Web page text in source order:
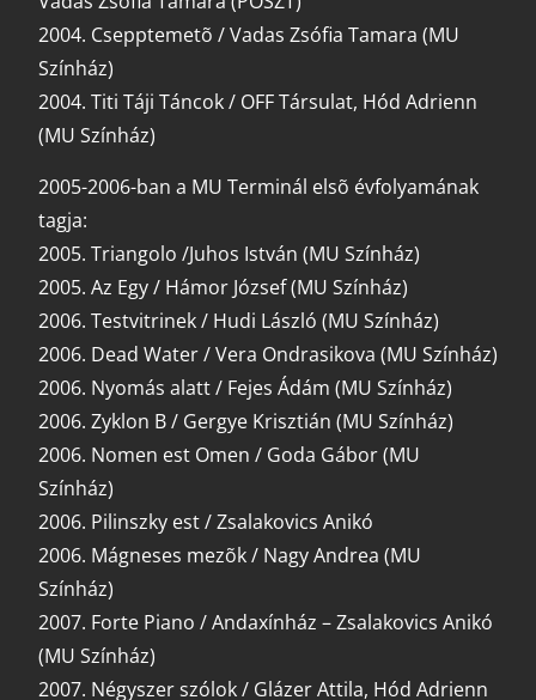
2004. Csepptemetõ / Vadas Zsófia Tamara (MU
Színház)
2004. Titi Táji Táncok / OFF Társulat, Hód Adrienn
(MU Színház)
2005-2006-ban a MU Terminál elsõ évfolyamának
tagja:
2005. Triangolo /Juhos István (MU Színház)
2005. Az Egy / Hámor József (MU Színház)
2006. Testvitrinek / Hudi László (MU Színház)
2006. Dead Water / Vera Ondrasikova (MU Színház)
2006. Nyomás alatt / Fejes Ádám (MU Színház)
2006. Zyklon B / Gergye Krisztián (MU Színház)
2006. Nomen est Omen / Goda Gábor (MU
Színház)
2006. Pilinszky est / Zsalakovics Anikó
2006. Mágneses mezõk / Nagy Andrea (MU
Színház)
2007. Forte Piano / Andaxínház – Zsalakovics Anikó
(MU Színház)
2007. Négyszer szólok / Glázer Attila, Hód Adrienn